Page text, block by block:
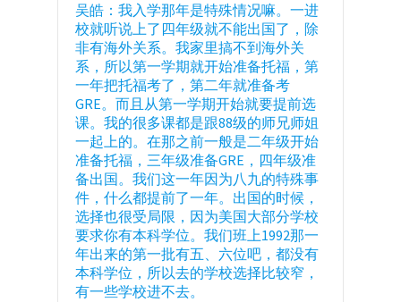
吴皓：我入学那年是特殊情况嘛。一进
校就听说上了四年级就不能出国了，除
非有海外关系。我家里搞不到海外关
系，所以第一学期就开始准备托福，第
一年把托福考了，第二年就准备考
GRE。而且从第一学期开始就要提前选
课。我的很多课都是跟88级的师兄师姐
一起上的。在那之前一般是二年级开始
准备托福，三年级准备GRE，四年级准
备出国。我们这一年因为八九的特殊事
件，什么都提前了一年。出国的时候，
选择也很受局限，因为美国大部分学校
要求你有本科学位。我们班上1992那一
年出来的第一批有五、六位吧，都没有
本科学位，所以去的学校选择比较窄，
有一些学校进不去。